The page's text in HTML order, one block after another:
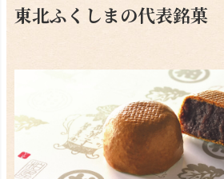
東北ふくしまの代表銘菓